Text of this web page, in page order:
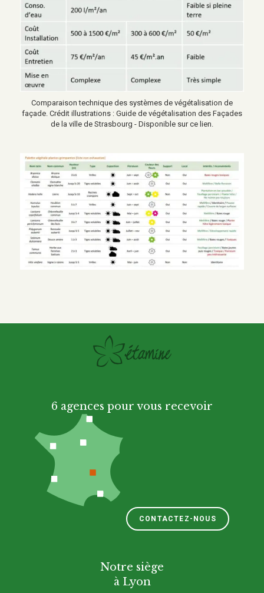
Comparaison technique des systèmes de végétalisation de
façade. Crédit illustrations : Guide de végétalisation des Façades
de la ville de Strasbourg - Disponible sur ce lien.
6 agences pour vous recevoir
CONTACTEZ-NOUS
Notre siège
à Lyon